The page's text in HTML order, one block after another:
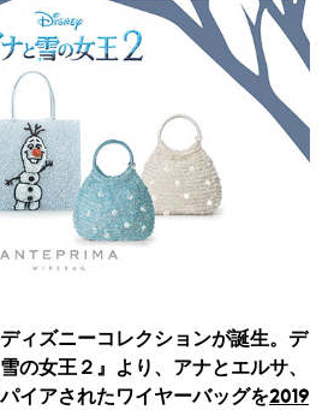
ィズニーコレクションが誕生。デ
の女王２』より、アナとエルサ、
イアされたワイヤーバッグを2019